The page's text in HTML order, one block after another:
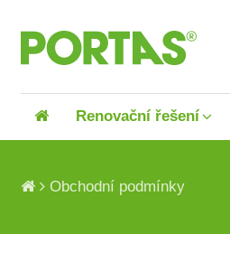
Renovační řešení
Obchodní podmínky